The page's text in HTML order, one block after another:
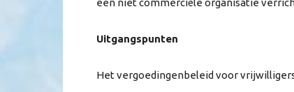
een niet commerciële organisatie
Uitgangspunten
Het vergoedingenbeleid voor